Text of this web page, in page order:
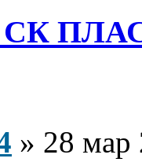
СК
» 28 мар